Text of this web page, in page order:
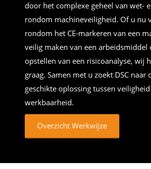
door het complexe geheel van wet-
rondom machineveiligheid. Of u nu
rondom het CE-markeren van een
veilig maken van een arbeidsmiddel
opstellen van een risicoanalyse, wij
graag. Samen met u zoekt DSC naar
geschikte oplossing tussen
werkbaarheid.
Overzicht Werkwijze